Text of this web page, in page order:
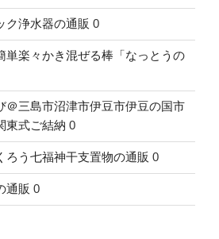
ク浄水器の通販 0
単楽々かき混ぜる棒「なっとうの
＠三島市沼津市伊豆市伊豆の国市
東式ご結納 0
ろう七福神干支置物の通販 0
通販 0